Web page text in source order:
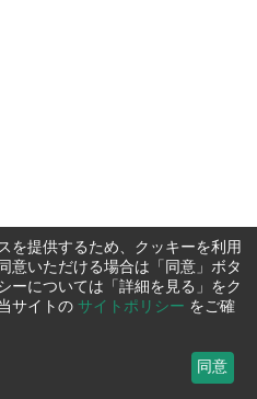
を提供するため、クッキーを利用
意いただける場合は「同意」ボタ
ーについては「詳細を見る」をク
サイトの サイトポリシー をご確
同意